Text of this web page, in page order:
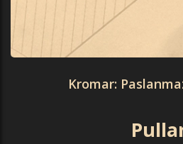
Kromar: